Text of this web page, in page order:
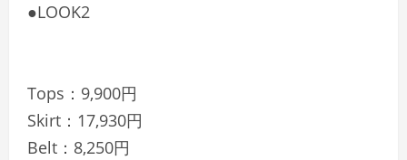
●LOOK2
Tops：9,900円
Skirt：17,930円
Belt：8,250円